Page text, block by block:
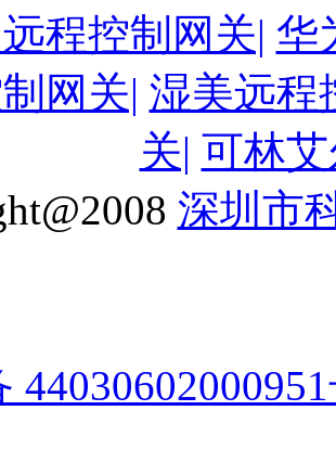
程控制网关| 华
网关| 湿美远程
关| 可林
深圳市